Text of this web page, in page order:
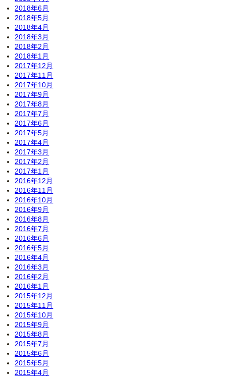
2018年6月
2018年5月
2018年4月
2018年3月
2018年2月
2018年1月
2017年12月
2017年11月
2017年10月
2017年9月
2017年8月
2017年7月
2017年6月
2017年5月
2017年4月
2017年3月
2017年2月
2017年1月
2016年12月
2016年11月
2016年10月
2016年9月
2016年8月
2016年7月
2016年6月
2016年5月
2016年4月
2016年3月
2016年2月
2016年1月
2015年12月
2015年11月
2015年10月
2015年9月
2015年8月
2015年7月
2015年6月
2015年5月
2015年4月